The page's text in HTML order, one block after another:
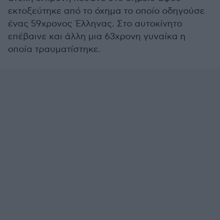
εκτοξεύτηκε από το όχημα το οποίο οδηγούσε
ένας 59χρονος Έλληνας. Στο αυτοκίνητο
επέβαινε και άλλη μια 63χρονη γυναίκα η
οποία τραυματίστηκε.